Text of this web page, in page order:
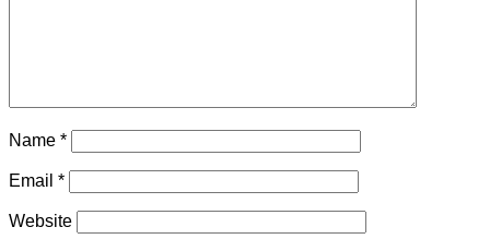
Name *
Email *
Website